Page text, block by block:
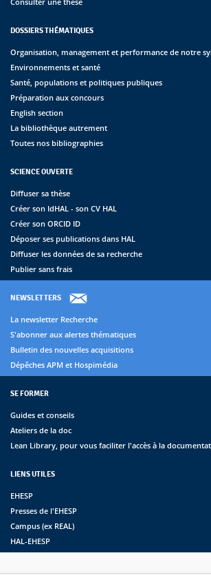
DOSSIERS THÉMATIQUES
Organisation, management et performance de notre
Environnements et santé
Santé, populations et politiques publiques
Préparation aux concours
English section
La bibliothèque autrement
Toutes nos bibliographies
SCIENCE OUVERTE
Diffuser sa thèse
Créer son IdHAL - son CV HAL
Créer son ORCID ID
Déposer ses publications dans HAL
Diffuser les données de sa recherche
Publier sans frais
NEWSLETTERS
La newsletter Recherche
S'abonner aux alertes thématiques
Bulletin des nouvelles acquisitions
Dépêches APM et Hospimédia
SE FORMER
Guides et conseils
Ateliers de la doc
Lean Library, pour vous faciliter l'accès à la
LIENS UTILES
EHESP
Presses de l'EHESP
Campus (ex REAL)
HAL-EHESP